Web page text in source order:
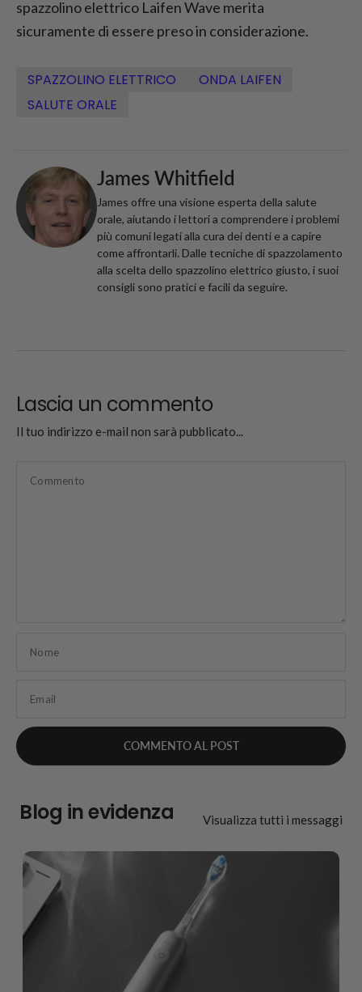
spazzolino elettrico Laifen Wave merita
sicuramente di essere preso in considerazione.
SPAZZOLINO ELETTRICO
ONDA LAIFEN
SALUTE ORALE
James Whitfield
James offre una visione esperta della salute
orale, aiutando i lettori a comprendere i problemi
più comuni legati alla cura dei denti e a capire
come affrontarli. Dalle tecniche di spazzolamento
alla scelta dello spazzolino elettrico giusto, i suoi
consigli sono pratici e facili da seguire.
Lascia un commento
Il tuo indirizzo e-mail non sarà pubblicato...
Commento
Nome
Email
Blog in evidenza Visualizza tutti i messaggi